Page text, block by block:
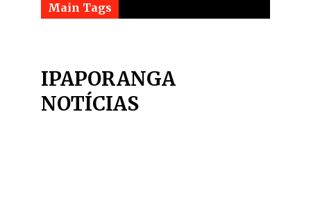
Main Tags
IPAPORANGA
NOTÍCIAS